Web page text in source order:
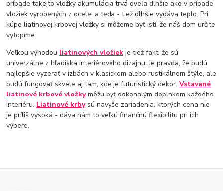
prípade takejto vložky akumulácia trvá oveľa dlhšie ako v prípade
vložiek vyrobených z ocele, a teda - tiež dlhšie vydáva teplo. Pri
kúpe liatinovej krbovej vložky si môžeme byť istí, že náš dom určite
vytopíme.
Veľkou výhodou liatinových vložiek je tiež fakt, že sú
univerzálne z hľadiska interiérového dizajnu. Je pravda, že budú
najlepšie vyzerať v izbách v klasickom alebo rustikálnom štýle, ale
budú fungovať skvele aj tam, kde je futuristický dekor.Vstavané
liatinové krbové vložkymôžu byť dokonalým doplnkom každého
interiéru. Liatinové krbysú navyše zariadenia, ktorých cena nie
je príliš vysoká - dáva nám to veľkú finančnú flexibilitu pri ich
výbere.